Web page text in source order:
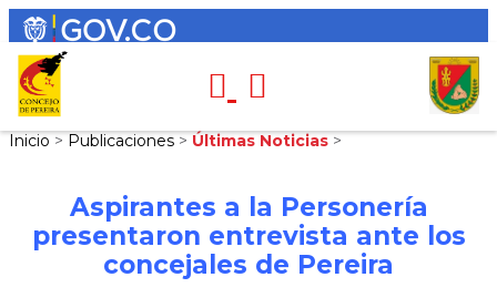
Inicio > Publicaciones > Últimas Noticias >
Aspirantes a la Personería
presentaron entrevista ante los
concejales de Pereira